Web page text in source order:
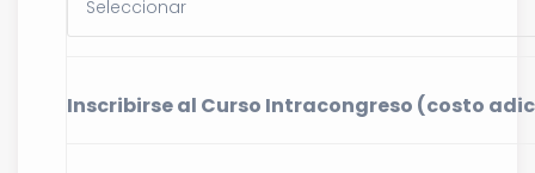
Inscribirse al Curso Intracongreso (costo